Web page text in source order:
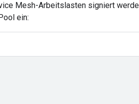
Mesh-Arbeitslasten signiert
ein: